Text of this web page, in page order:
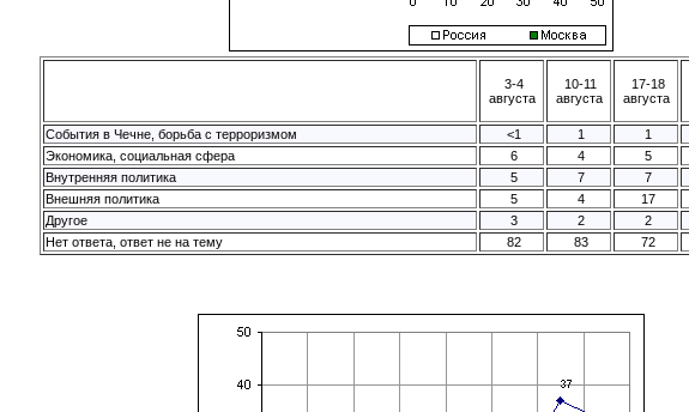
3-4
августа
10-11
августа
17-18
августа
События в Чечне, борьба с терроризмом <1 1 1
Экономика, социальная сфера
6 4 5
Внутренняя политика
5 7 7
Внешняя политика
5 4 17
Другое
3 2 2
Нет ответа, ответ не на тему
82 83 72